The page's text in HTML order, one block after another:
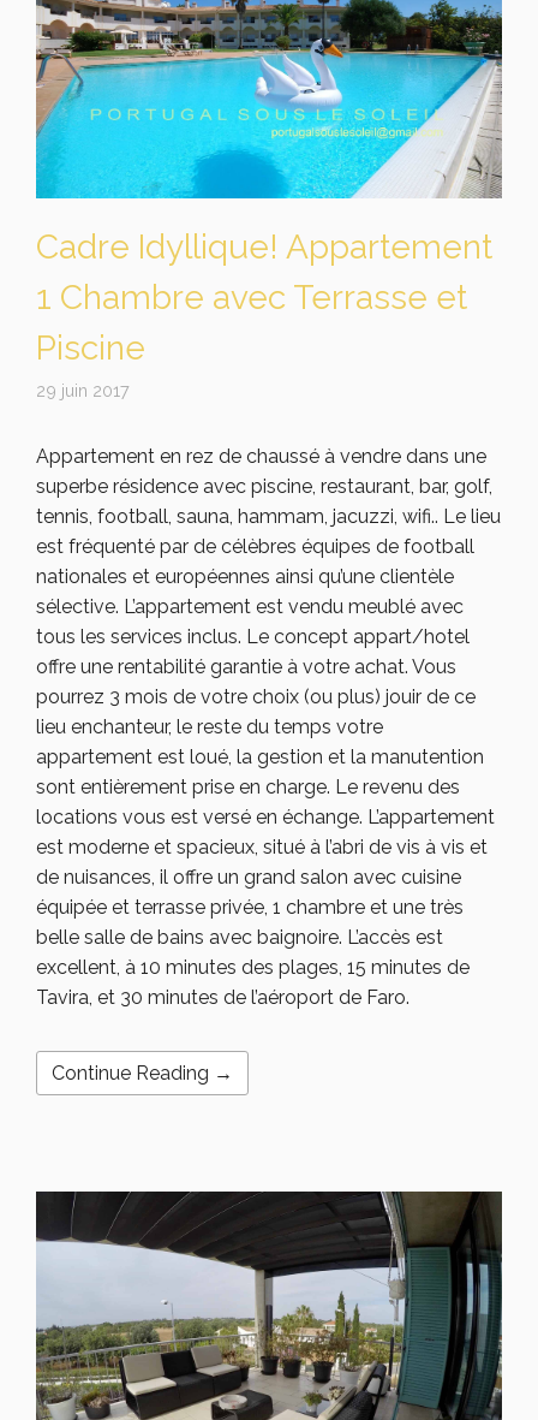
Cadre Idyllique! Appartement
1 Chambre avec Terrasse et
Piscine
29 juin 2017
Appartement en rez de chaussé à vendre dans une
superbe résidence avec piscine, restaurant, bar, golf,
tennis, football, sauna, hammam, jacuzzi, wifi.. Le lieu
est fréquenté par de célèbres équipes de football
nationales et européennes ainsi qu’une clientèle
sélective. L’appartement est vendu meublé avec
tous les services inclus. Le concept appart/hotel
offre une rentabilité garantie à votre achat. Vous
pourrez 3 mois de votre choix (ou plus) jouir de ce
lieu enchanteur, le reste du temps votre
appartement est loué, la gestion et la manutention
sont entièrement prise en charge. Le revenu des
locations vous est versé en échange. L’appartement
est moderne et spacieux, situé à l’abri de vis à vis et
de nuisances, il offre un grand salon avec cuisine
équipée et terrasse privée, 1 chambre et une très
belle salle de bains avec baignoire. L’accès est
excellent, à 10 minutes des plages, 15 minutes de
Tavira, et 30 minutes de l’aéroport de Faro.
Continue Reading →